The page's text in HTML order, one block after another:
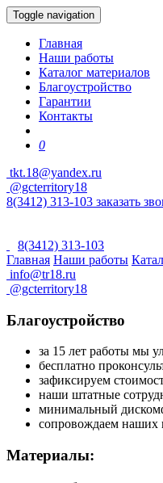
Toggle navigation
Главная
Наши работы
Каталог материалов
Благоустройство
Гарантии
Контакты
0
tkt.18@yandex.ru
@gcterritory18
8(3412) 313-103 заказать
8(3412) 313-103
Главная Наши работы
info@tr18.ru
@gcterritory18
Благоустройство
за 15 лет работы мы
бесплатно
зафиксируем
наши штатные
минимальный
сопровождаем наших
Материалы: